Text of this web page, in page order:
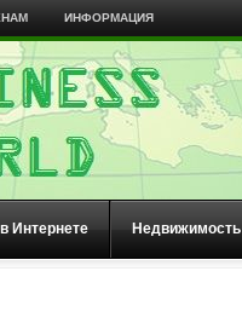
ИНФОРМАЦИЯ
Интернете Недвижимость